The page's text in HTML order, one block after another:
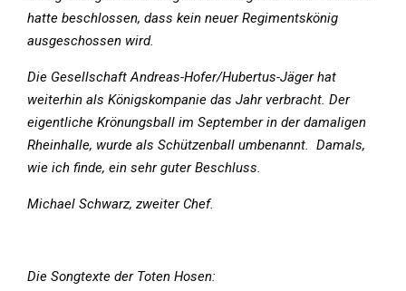
hatte beschlossen, dass kein neuer Regimentskönig
ausgeschossen wird.
Die Gesellschaft Andreas-Hofer/Hubertus-Jäger hat
weiterhin als Königskompanie das Jahr verbracht. Der
eigentliche Krönungsball im September in der damaligen
Rheinhalle, wurde als Schützenball umbenannt. Damals,
wie ich finde, ein sehr guter Beschluss.
Michael Schwarz, zweiter Chef.
Die Songtexte der Toten Hosen: